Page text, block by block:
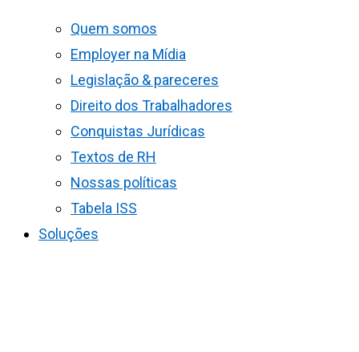
Quem somos
Employer na Mídia
Legislação & pareceres
Direito dos Trabalhadores
Conquistas Jurídicas
Textos de RH
Nossas políticas
Tabela ISS
Soluções